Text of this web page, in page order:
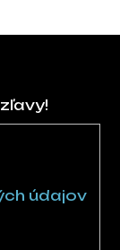
údajov